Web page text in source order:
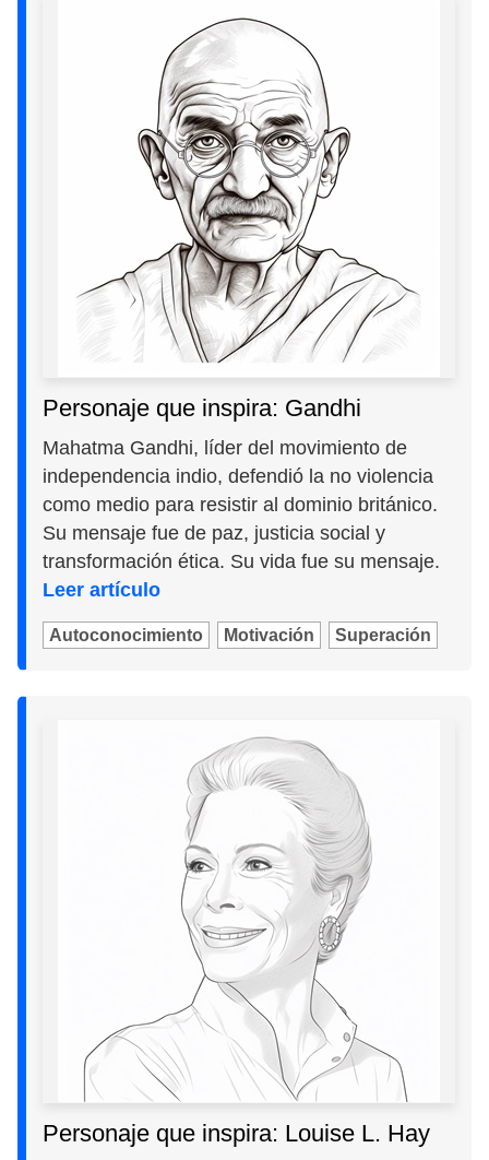
Personaje que inspira: Gandhi
Mahatma Gandhi, líder del movimiento de
independencia indio, defendió la no violencia
como medio para resistir al dominio británico.
Su mensaje fue de paz, justicia social y
transformación ética. Su vida fue su mensaje.
Leer artículo
Autoconocimiento Motivación Superación
Personaje que inspira: Louise L. Hay